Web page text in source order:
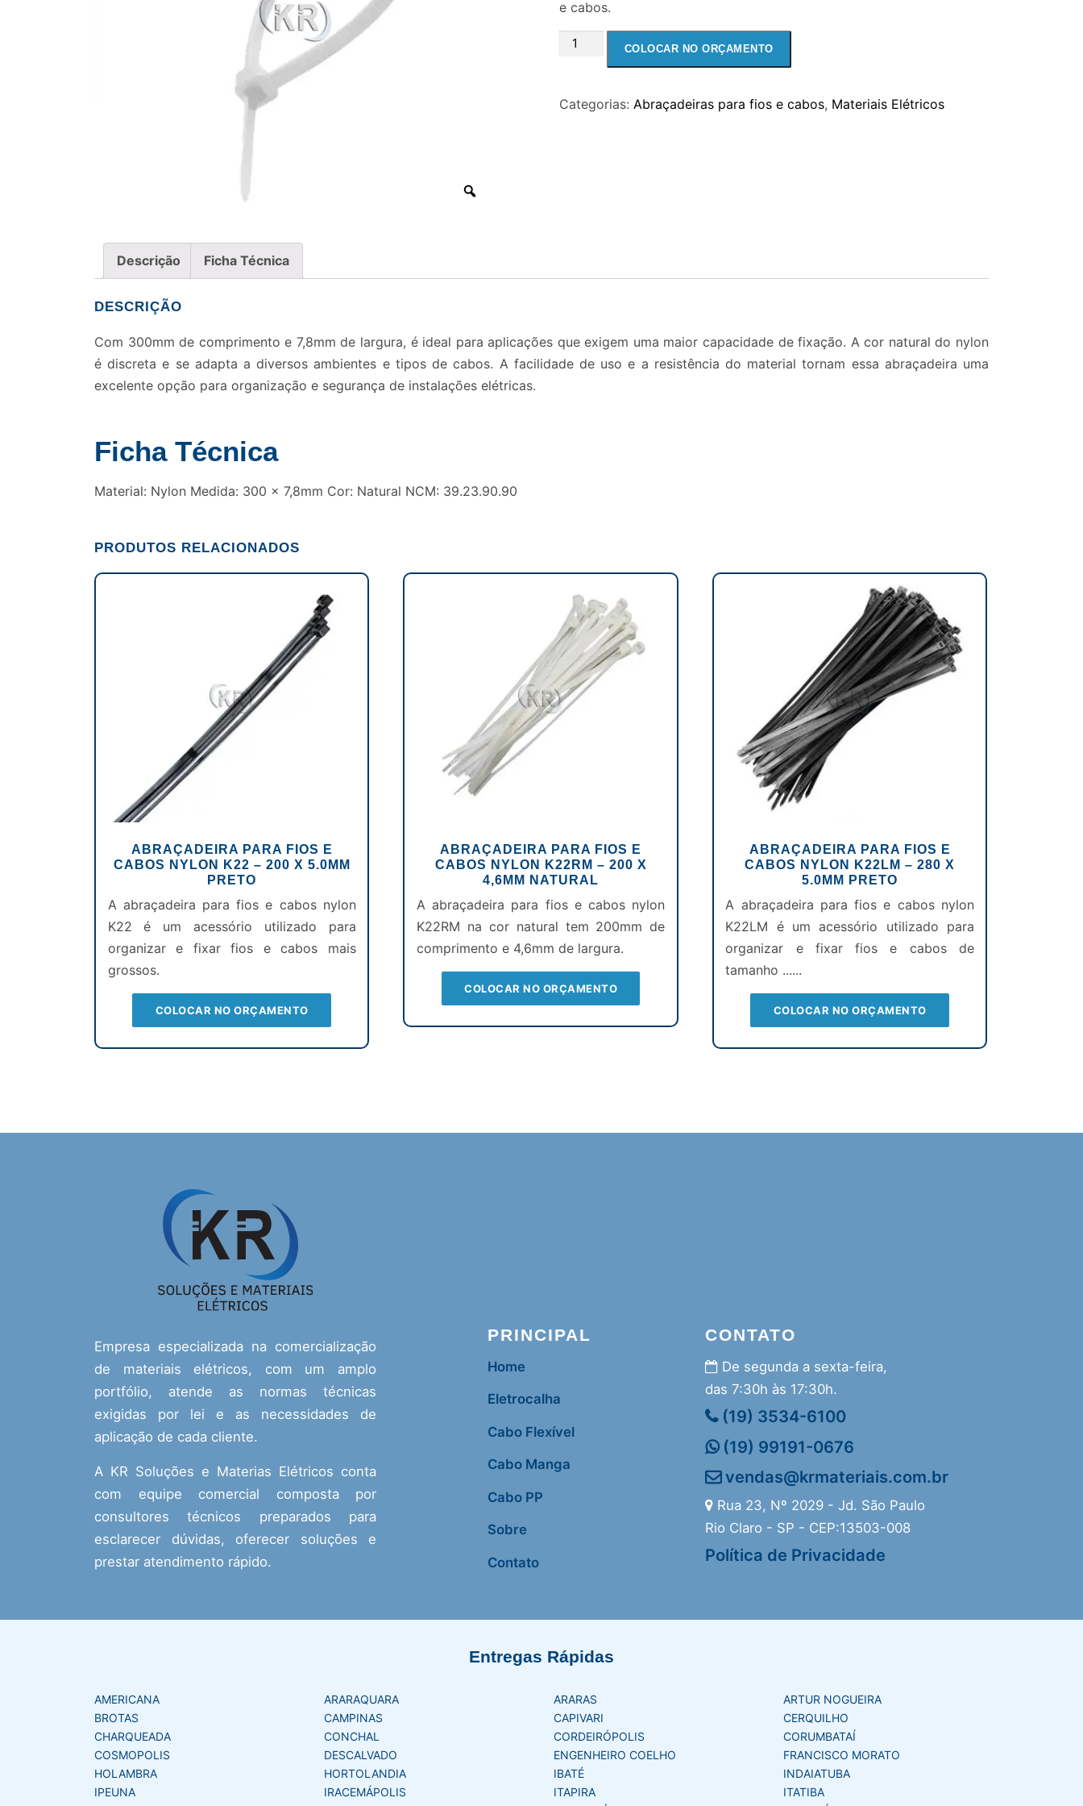
e cabos.
ABRAÇADEIRA
E
NATURAL
COLOCAR NO ORÇAMENTO
Categorias:Abraçadeiras para fios e cabos, Materiais Elétricos
Descrição Ficha Técnica
DESCRIÇÃO
Com 300mm de comprimento e 7,8mm de largura, é ideal para aplicações que exigem uma maior capacidade de fixação. A cor natural do nylon
é discreta e se adapta a diversos ambientes e tipos de cabos. A facilidade de uso e a resistência do material tornam essa abraçadeira uma
excelente opção para organização e segurança de instalações elétricas.
Ficha Técnica
Material: Nylon Medida: 300 x 7,8mm Cor: Natural NCM: 39.23.90.90
PRODUTOS RELACIONADOS
ABRAÇADEIRA PARA FIOS E
CABOS NYLON K22 – 200 X 5.0MM
PRETO
A abraçadeira para fios e cabos nylon
K22 é um acessório utilizado para
organizar e fixar fios e cabos mais
grossos.
COLOCAR NO ORÇAMENTO
ABRAÇADEIRA PARA FIOS E
CABOS NYLON K22RM – 200 X
4,6MM NATURAL
A abraçadeira para fios e cabos nylon
K22RM na cor natural tem 200mm de
comprimento e 4,6mm de largura.
COLOCAR NO ORÇAMENTO
ABRAÇADEIRA PARA FIOS E
CABOS NYLON K22LM – 280 X
5.0MM PRETO
A abraçadeira para fios e cabos nylon
K22LM é um acessório utilizado para
organizar e fixar fios e cabos de
tamanho ......
COLOCAR NO ORÇAMENTO
Empresa especializada na comercialização
de materiais elétricos, com um amplo
portfólio, atende as normas técnicas
exigidas por lei e as necessidades de
aplicação de cada cliente.
A KR Soluções e Materias Elétricos conta
com equipe comercial composta por
consultores técnicos preparados para
esclarecer dúvidas, oferecer soluções e
prestar atendimento rápido.
PRINCIPAL
Home
Eletrocalha
Cabo Flexível
Cabo Manga
Cabo PP
Sobre
Contato
CONTATO
De segunda a sexta-feira,
das 7:30h às 17:30h.
(19) 3534-6100
(19) 99191-0676
vendas@krmateriais.com.br
Rua 23, Nº 2029 - Jd. São Paulo
Rio Claro - SP - CEP:13503-008
Política de Privacidade
Entregas Rápidas
AMERICANA ARARAQUARA ARARAS
ARTUR NOGUEIRA
BROTAS
CAMPINAS CAPIVARI
CERQUILHO
CHARQUEADA
CONCHAL CORDEIRÓPOLIS
CORUMBATAÍ
COSMOPOLIS
DESCALVADO ENGENHEIRO COELHO
FRANCISCO MORATO
HOLAMBRA
HORTOLANDIA IBATÉ
INDAIATUBA
IPEUNA
IRACEMÁPOLIS ITAPIRA
ITATIBA